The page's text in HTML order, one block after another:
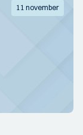
11 november